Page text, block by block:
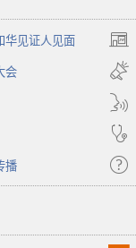
华见证人见面
（打
开
新
窗
口）
会
播